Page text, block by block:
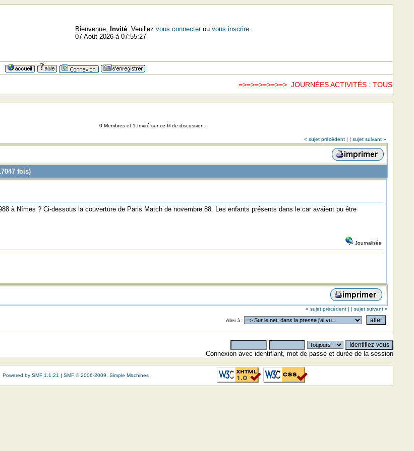
Bienvenue, Invité. Veuillez vous connecterou vous inscrire.
07 Août 2026 à 07:55:27
=>=>=>=>=>=> JOURNÉES ACTIVITÉS : TOUS LES
0 Membres et 1 Invité sur ce fil de discussion.
« sujet précédent | | sujet suivant »
fois)
à Nîmes ? Ci-dessous la couverture de Paris Match de novembre 88. Les enfants présents dans le car avaient pu être
Journalisée
« sujet précédent | | sujet suivant »
Aller à:
Connexion avec identifiant, mot de passe et durée de la session
Powered by SMF 1.1.21 | SMF © 2006-2009, Simple Machines